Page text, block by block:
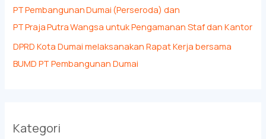
PT Pembangunan Dumai (Perseroda) dan
PT Praja Putra Wangsa untuk Pengamanan Staf dan Kantor
DPRD Kota Dumai melaksanakan Rapat Kerja bersama
BUMD PT Pembangunan Dumai
Kategori